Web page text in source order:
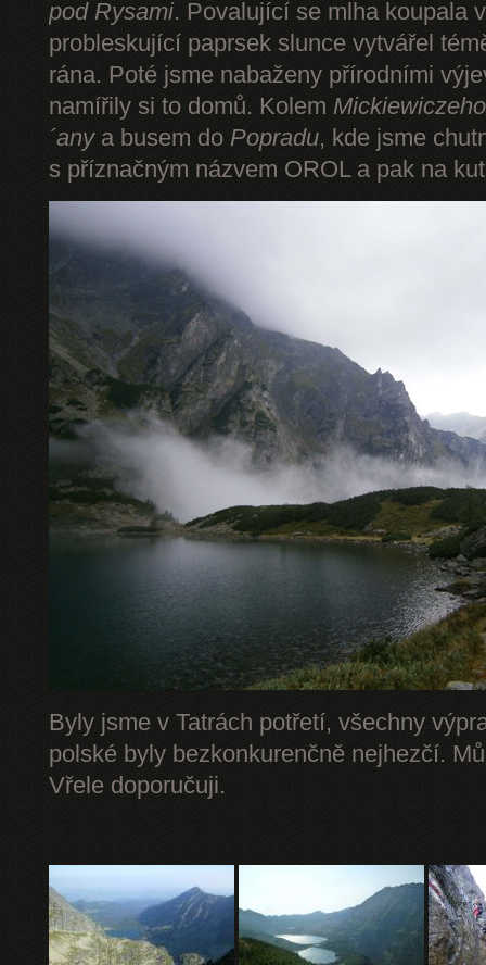
pod Rysami. Povalující se mlha koupala
probleskující paprsek slunce vytvářel
rána. Poté jsme nabaženy přírodními
namířily si to domů. Kolem
´anya busem do Popradu, kde jsme
s příznačným názvem OROL a pak na
Byly jsme v Tatrách potřetí, všechny
polské byly bezkonkurenčně nejhezčí.
Vřele doporučuji.